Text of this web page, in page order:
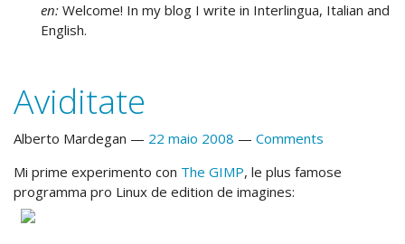
en: Welcome! In my blog I write in Interlingua, Italian and
English.
Aviditate
Alberto Mardegan 22 maio 2008
Comments
Mi prime experimento con The GIMP, le plus famose
programma pro Linux de edition de imagines: